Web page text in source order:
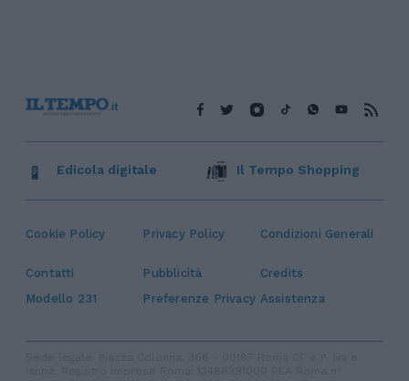
Cookie Policy Privacy Policy Condizioni Generali
Contatti Pubblicità
Credits
Modello 231
Preferenze Privacy Assistenza
Edicola digitale Il Tempo Shopping